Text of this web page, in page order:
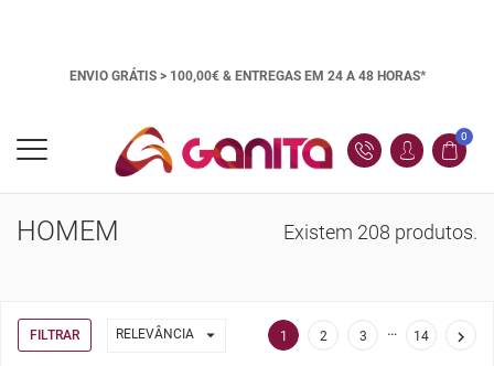
ENVIO GRÁTIS > 100,00€ & ENTREGAS EM 24 A 48 HORAS*
0
HOMEM Existem 208 produtos.
FILTRAR RELEVÂNCIA  1 2 3 … 14 